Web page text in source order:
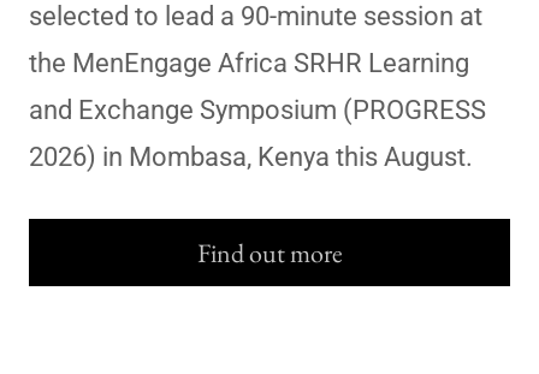
selected to lead a 90-minute session at
the MenEngage Africa SRHR Learning
and Exchange Symposium (PROGRESS
2026) in Mombasa, Kenya this August.
Find out more